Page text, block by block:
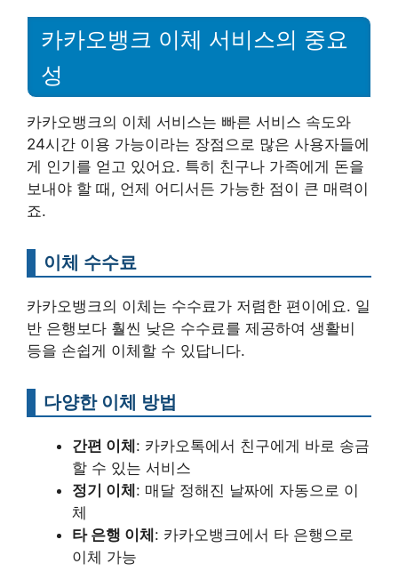
카카오뱅크 이체 서비스의 중요
성
카카오뱅크의 이체 서비스는 빠른 서비스 속도와
24시간 이용 가능이라는 장점으로 많은 사용자들에
게 인기를 얻고 있어요. 특히 친구나 가족에게 돈을
보내야 할 때, 언제 어디서든 가능한 점이 큰 매력이
죠.
이체 수수료
카카오뱅크의 이체는 수수료가 저렴한 편이에요. 일
반 은행보다 훨씬 낮은 수수료를 제공하여 생활비
등을 손쉽게 이체할 수 있답니다.
다양한 이체 방법
간편 이체 : 카카오톡에서 친구에게 바로 송금
할 수 있는 서비스
정기 이체 : 매달 정해진 날짜에 자동으로 이
체
타 은행 이체 : 카카오뱅크에서 타 은행으로
이체 가능